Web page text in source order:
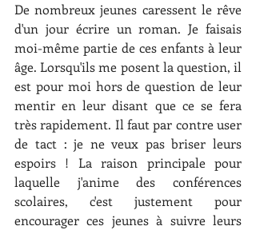
De nombreux jeunes caressent le rêve
d'un jour écrire un roman. Je faisais
moi-même partie de ces enfants à leur
âge. Lorsqu'ils me posent la question, il
est pour moi hors de question de leur
mentir en leur disant que ce se fera
très rapidement. Il faut par contre user
de tact : je ne veux pas briser leurs
espoirs ! La raison principale pour
laquelle j'anime des conférences
scolaires, c'est justement pour
encourager ces jeunes à suivre leurs